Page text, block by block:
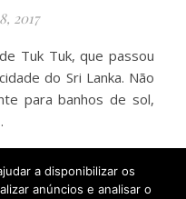
2017
do Sri Lanka. Não
para banhos de sol,
a disponibilizar os
anúncios e analisar o